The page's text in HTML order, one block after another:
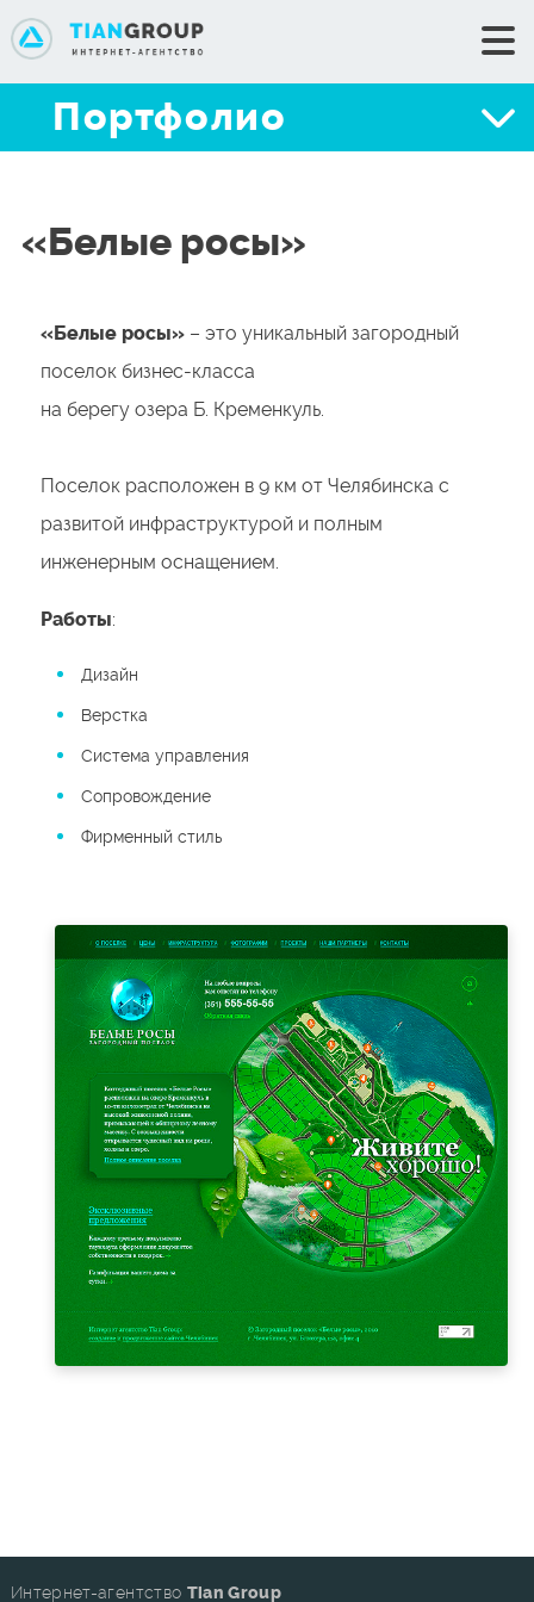
Мы
Услуги
Блог
Техподдержка
+7 (351) 776-34-35
+7 (351) 776-30-53
Портфолио
«Белые росы»
«Белые росы» – это уникальный загородный
поселок бизнес-класса
на берегу озера Б. Кременкуль.
Поселок расположен в 9 км от Челябинска с
развитой инфраструктурой и полным
инженерным оснащением.
Работы:
Дизайн
Верстка
Система управления
Сопровождение
Фирменный стиль
Интернет-агентство Tian Group